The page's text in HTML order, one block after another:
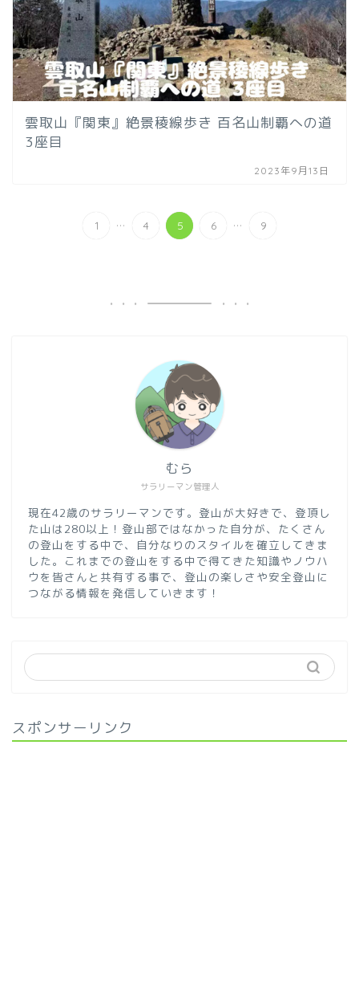
雲取山『関東』絶景稜線歩き 百名山制覇への道
3座目
2023年9月13日
1 ... 4 5 6 ... 9
サラリーマン管理人
むら
現在42歳のサラリーマンです。登山が大好きで、登頂し
た山は280以上！登山部ではなかった自分が、たくさん
の登山をする中で、自分なりのスタイルを確立してきま
した。これまでの登山をする中で得てきた知識やノウハ
ウを皆さんと共有する事で、登山の楽しさや安全登山に
つながる情報を発信していきます！
スポンサーリンク